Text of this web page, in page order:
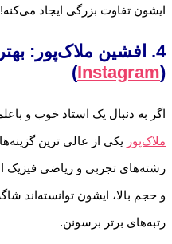
ایشون تفاوت بزرگی ایجاد می‌کنه!
4. افشین ملاک‌پور:
(
Instagram
)
اگر به دنبال یک استاد خوب و
ملاک‌پور یکی از عالی ترین
رشته‌های تجربی و ریاضی فیزیک
و حجم بالا، ایشون توانسته‌اند
رتبه‌های برتر برسونن.